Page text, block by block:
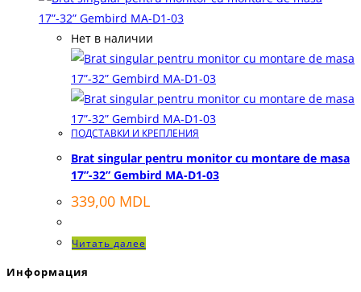
Нет в наличии
ПОДСТАВКИ И КРЕПЛЕНИЯ
Brat singular pentru monitor cu montare de masa
17”-32” Gembird MA-D1-03
339,00 MDL
Читать далее
Информация